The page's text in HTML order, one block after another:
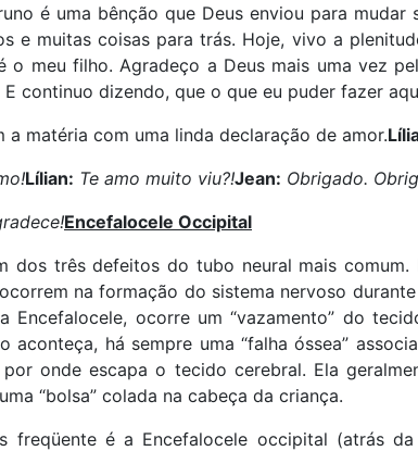
é uma bênção que Deus enviou para mudar
e muitas coisas para trás. Hoje, vivo a
o meu filho. Agradeço a Deus mais uma vez
continuo dizendo, que o que eu puder fazer
a matéria com uma linda declaração de amor.
Lílian: Te amo muito viu?!Jean: Obrigado.
Encefalocele Occipital
dos três defeitos do tubo neural mais
na formação do sistema nervoso
Encefalocele, ocorre um “vazamento” do
aconteça, há sempre uma “falha óssea”
onde escapa o tecido cerebral. Ela
“bolsa” colada na cabeça da criança.
freqüente é a Encefalocele occipital (atrás